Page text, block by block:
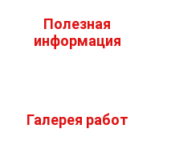
Полезная
информация
Галерея работ